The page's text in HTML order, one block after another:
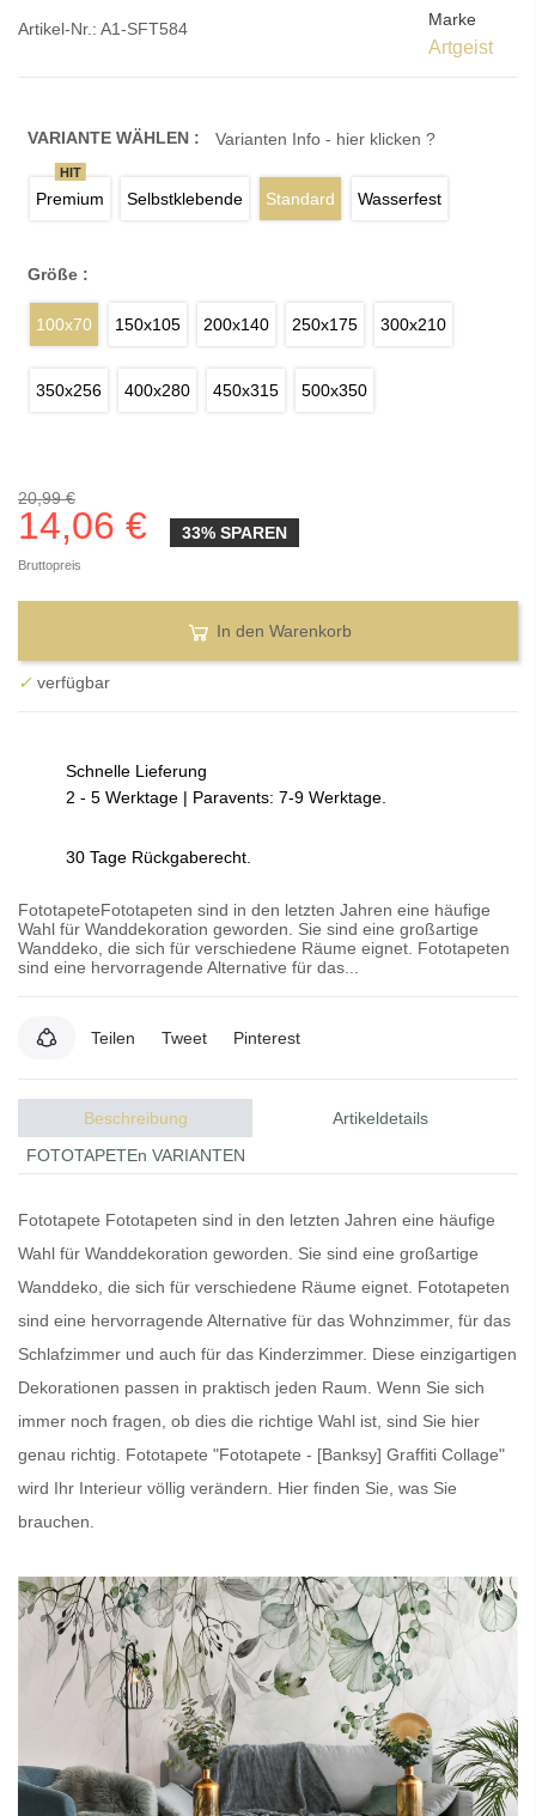
Artikel-Nr.: A1-SFT584 Marke
Artgeist
VARIANTE WÄHLEN : Varianten Info - hier klicken ?
Premium
HIT
Selbstklebende Standard Wasserfest
Größe :
100x70 150x105 200x140 250x175 300x210
350x256 400x280 450x315 500x350
20,99 €
14,06 € 33% SPAREN
Bruttopreis
In den Warenkorb
✓ verfügbar
Schnelle Lieferung
2 - 5 Werktage | Paravents: 7-9 Werktage.
30 Tage Rückgaberecht.
FototapeteFototapeten sind in den letzten Jahren eine häufige
Wahl für Wanddekoration geworden. Sie sind eine großartige
Wanddeko, die sich für verschiedene Räume eignet. Fototapeten
sind eine hervorragende Alternative für das...
Teilen Tweet Pinterest
Beschreibung
Artikeldetails
FOTOTAPETEn VARIANTEN
Fototapete Fototapeten sind in den letzten Jahren eine häufige
Wahl für Wanddekoration geworden. Sie sind eine großartige
Wanddeko, die sich für verschiedene Räume eignet. Fototapeten
sind eine hervorragende Alternative für das Wohnzimmer, für das
Schlafzimmer und auch für das Kinderzimmer. Diese einzigartigen
Dekorationen passen in praktisch jeden Raum. Wenn Sie sich
immer noch fragen, ob dies die richtige Wahl ist, sind Sie hier
genau richtig. Fototapete "Fototapete - [Banksy] Graffiti Collage"
wird Ihr Interieur völlig verändern. Hier finden Sie, was Sie
brauchen.